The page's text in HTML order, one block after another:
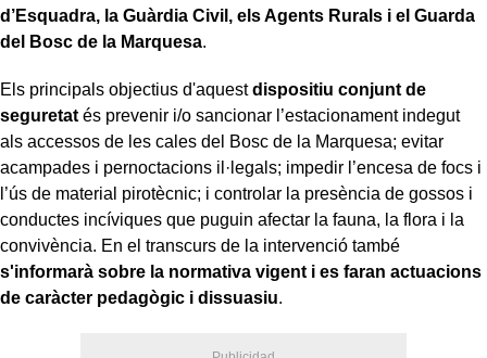
d’Esquadra, la Guàrdia Civil, els Agents Rurals i el Guarda
del Bosc de la Marquesa.
Els principals objectius d'aquestdispositiu conjunt de
seguretat és prevenir i/o sancionar l’estacionament indegut
als accessos de les cales del Bosc de la Marquesa; evitar
acampades i pernoctacions il·legals; impedir l’encesa de focs i
l’ús de material pirotècnic; i controlar la presència de gossos i
conductes incíviques que puguin afectar la fauna, la flora i la
convivència. En el transcurs de la intervenció també
s'informarà sobre la normativa vigent i es faran actuacions
de caràcter pedagògic i dissuasiu.